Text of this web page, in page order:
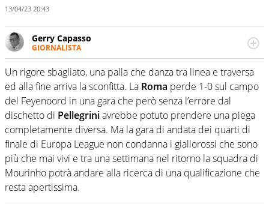
13/04/23 20:43
Gerry Capasso
GIORNALISTA
Per lui gli sport americani non hanno segreti: basket,
football, baseball e la capacità innata di trovare la notizia
dove altri non vedono granché
Un rigore sbagliato, una palla che danza tra linea e traversa
ed alla fine arriva la sconfitta. La Roma perde 1-0 sul campo
del Feyenoord in una gara che però senza l’errore dal
dischetto di Pellegriniavrebbe potuto prendere una piega
completamente diversa. Ma la gara di andata dei quarti di
finale di Europa League non condanna i giallorossi che sono
più che mai vivi e tra una settimana nel ritorno la squadra di
Mourinho potrà andare alla ricerca di una qualificazione che
resta apertissima.